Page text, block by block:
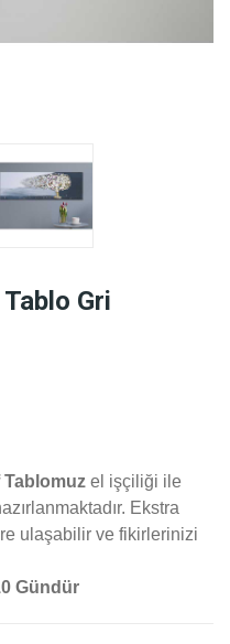
Gri
Tablomuz el işçiliği ile
Ekstra
ulaşabilir ve fikirlerinizi
Gündür